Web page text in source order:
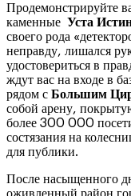
Продемонстрируйте
каменные Уста
своего рода
неправду, лишался
удостовериться в
ждут вас на входе в
рядом с Большим
собой арену,
более 300 000
состязания на
для публики.
После насыщенного
оживленный район